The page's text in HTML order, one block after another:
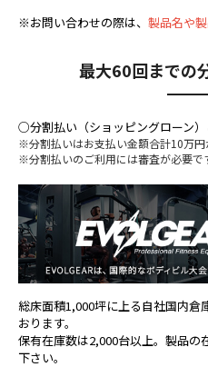
※お問い合わせの際は、 製品名や
最大60回までの
○分割払い（ショッピングローン）
※分割払いはお支払い金額合計10万円
※分割払いのご利用には審査が必要で
総床面積1,000坪に上る自社国内倉
おります。
保有在庫数は2,000台以上。製品の
下さい。